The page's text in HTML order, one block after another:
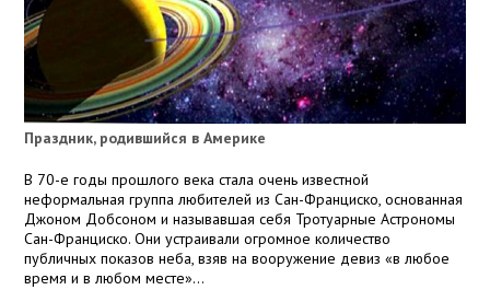
Праздник, родившийся в Америке
В 70-е годы прошлого века стала очень известной
неформальная группа любителей из Сан-Франциско, основанная
Джоном Добсоном и называвшая себя Тротуарные Астрономы
Сан-Франциско. Они устраивали огромное количество
публичных показов неба, взяв на вооружение девиз «в любое
время и в любом месте»...